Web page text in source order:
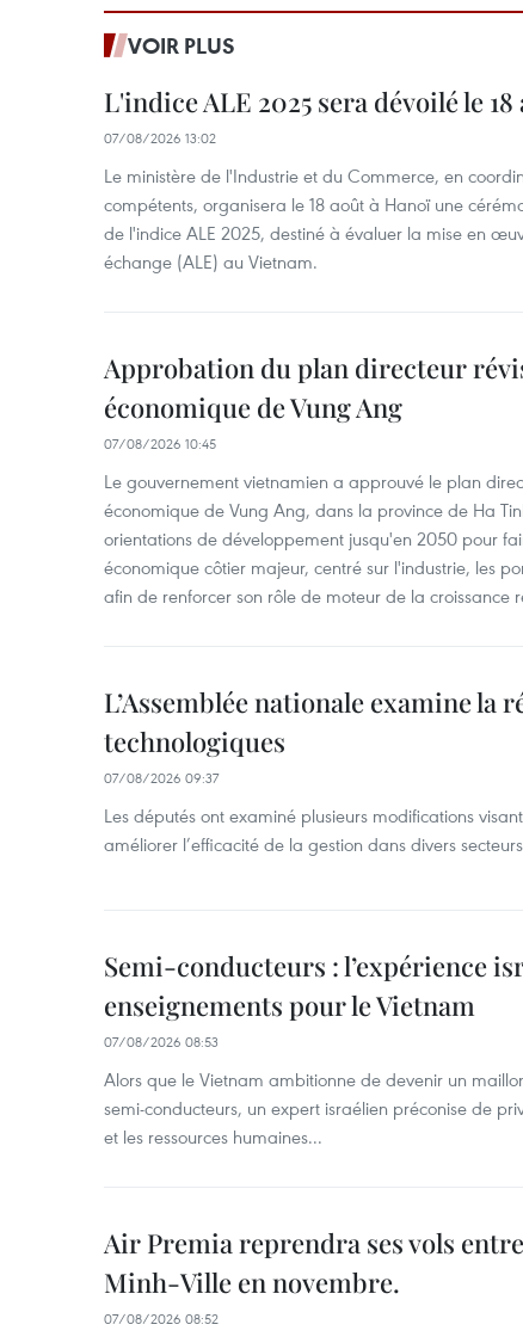
VOIR PLUS
L'indice ALE 2025 sera dévoilé le 18
07/08/2026 13:02
Le ministère de l'Industrie et du Commerce, en
compétents, organisera le 18 août à Hanoï une
de l'indice ALE 2025, destiné à évaluer la mise en
échange (ALE) au Vietnam.
Approbation du plan directeur
économique de Vung Ang
07/08/2026 10:45
Le gouvernement vietnamien a approuvé le plan
économique de Vung Ang, dans la province de Ha
orientations de développement jusqu'en 2050 pour
économique côtier majeur, centré sur l'industrie, les
afin de renforcer son rôle de moteur de la croissance
L’Assemblée nationale examine la
technologiques
07/08/2026 09:37
Les députés ont examiné plusieurs modifications
améliorer l’efficacité de la gestion dans divers
Semi-conducteurs : l’expérience
enseignements pour le Vietnam
07/08/2026 08:53
Alors que le Vietnam ambitionne de devenir un
semi-conducteurs, un expert israélien préconise de
et les ressources humaines...
Air Premia reprendra ses vols
Minh-Ville en novembre.
07/08/2026 08:52